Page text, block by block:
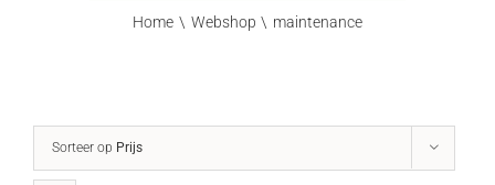
Home Webshop maintenance
Sorteer op Prijs